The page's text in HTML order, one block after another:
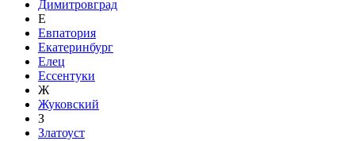
Димитровград
Е
Евпатория
Екатеринбург
Елец
Ессентуки
Ж
Жуковский
З
Златоуст